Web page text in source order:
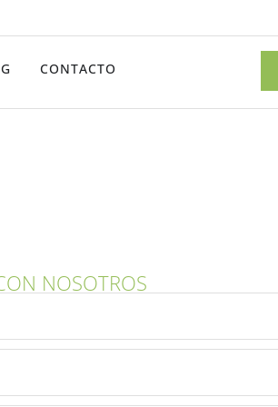
CONTACTO
NOSOTROS